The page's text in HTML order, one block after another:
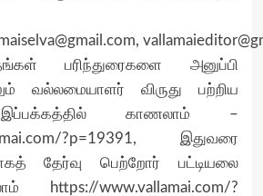
,
பரிந்துரைகளை அனுப்பி
வல்லமையாளர் விருது பற்றிய
காணலாம் –
?p=19391,
இதுவரை
தேர்வு பெற்றோர் பட்டியலை
https://www.vallamai.com/?